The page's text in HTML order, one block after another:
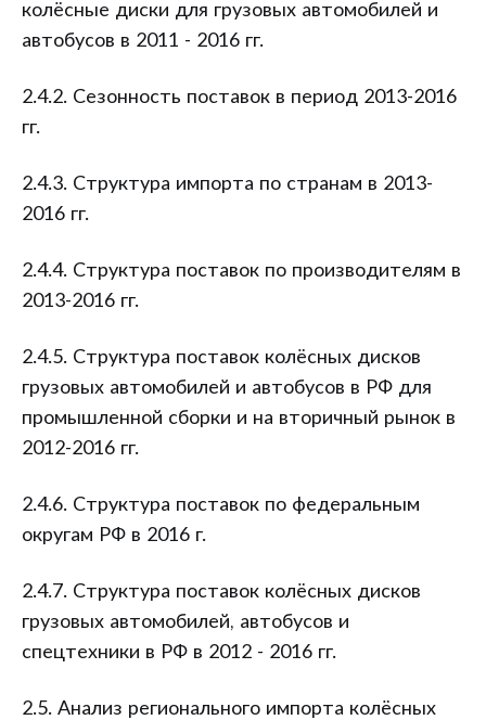
колёсные диски для грузовых автомобилей и
автобусов в 2011 - 2016 гг.
2.4.2. Сезонность поставок в период 2013-2016
гг.
2.4.3. Структура импорта по странам в 2013-
2016 гг.
2.4.4. Структура поставок по производителям в
2013-2016 гг.
2.4.5. Структура поставок колёсных дисков
грузовых автомобилей и автобусов в РФ для
промышленной сборки и на вторичный рынок в
2012-2016 гг.
2.4.6. Структура поставок по федеральным
округам РФ в 2016 г.
2.4.7. Структура поставок колёсных дисков
грузовых автомобилей, автобусов и
спецтехники в РФ в 2012 - 2016 гг.
2.5. Анализ регионального импорта колёсных